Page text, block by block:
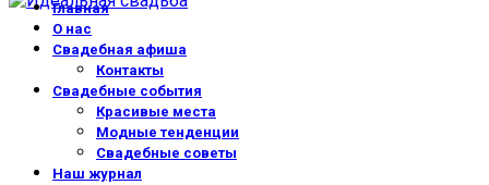
Главная
О нас
Свадебная афиша
Контакты
Свадебные события
Красивые места
Модные тенденции
Свадебные советы
Наш журнал